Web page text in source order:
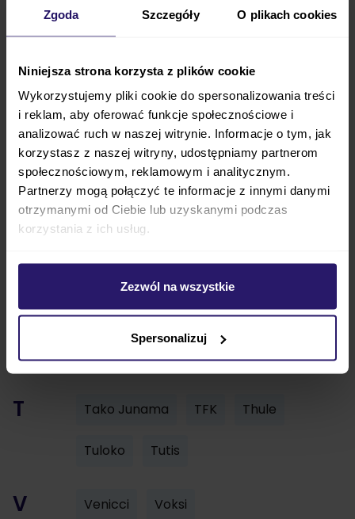
Zgoda Szczegóły O plikach cookies
Niniejsza strona korzysta z plików cookie
Wykorzystujemy pliki cookie do spersonalizowania treści
i reklam, aby oferować funkcje społecznościowe i
analizować ruch w naszej witrynie. Informacje o tym, jak
korzystasz z naszej witryny, udostępniamy partnerom
społecznościowym, reklamowym i analitycznym.
Partnerzy mogą połączyć te informacje z innymi danymi
otrzymanymi od Ciebie lub uzyskanymi podczas
korzystania z ich usług.
Zezwól na wszystkie
Spersonalizuj
Meble BabyBest Meble BabyVox
Mima Mountain Buggy Mutsy
Muuvo
O Okiday Oyster
R
S Silver Cross Stokke Swandoo
T Tako Junama TFK Thule
Tuloko Tutis
V Venicci Voksi